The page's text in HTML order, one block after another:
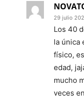
29 julio
Los 40
la única
físico,
edad,
mucho
veces